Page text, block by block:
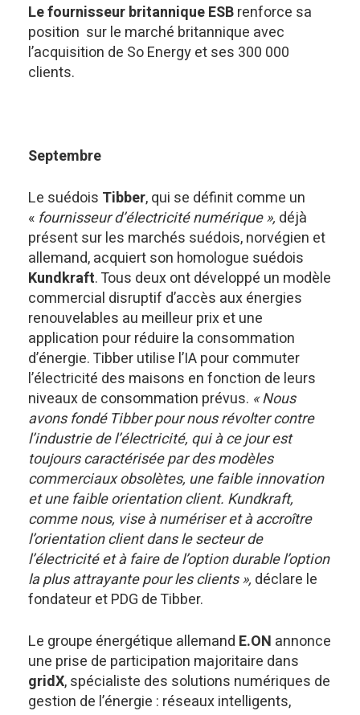
Le fournisseur britannique ESBrenforce sa
position sur le marché britannique avec
l’acquisition de So Energy et ses 300 000
clients.
Septembre
Le suédois Tibber, qui se définit comme un
« fournisseur d’électricité numérique », déjà
présent sur les marchés suédois, norvégien et
allemand, acquiert son homologue suédois
Kundkraft. Tous deux ont développé un modèle
commercial disruptif d’accès aux énergies
renouvelables au meilleur prix et une
application pour réduire la consommation
d’énergie. Tibber utilise l’IA pour commuter
l’électricité des maisons en fonction de leurs
niveaux de consommation prévus. « Nous
avons fondé Tibber pour nous révolter contre
l’industrie de l’électricité, qui à ce jour est
toujours caractérisée par des modèles
commerciaux obsolètes, une faible innovation
et une faible orientation client. Kundkraft,
comme nous, vise à numériser et à accroître
l’orientation client dans le secteur de
l’électricité et à faire de l’option durable l’option
la plus attrayante pour les clients », déclare le
fondateur et PDG de Tibber.
Le groupe énergétique allemand E.ON annonce
une prise de participation majoritaire dans
gridX, spécialiste des solutions numériques de
gestion de l’énergie : réseaux intelligents,